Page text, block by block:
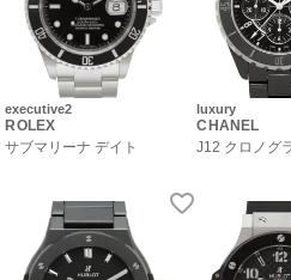
executive2
ROLEX
サブマリーナ デイト
luxury
CHANEL
J12 クロノグ